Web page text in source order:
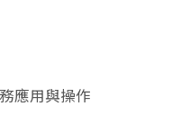
應用與操作